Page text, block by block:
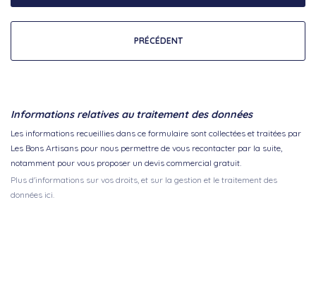
PRÉCÉDENT
Informations relatives au traitement des données
Les informations recueillies dans ce formulaire sont collectées et traitées par
Les Bons Artisans pour nous permettre de vous recontacter par la suite,
notamment pour vous proposer un devis commercial gratuit.
Plus d'informations sur vos droits, et sur la gestion et le traitement des
données ici.